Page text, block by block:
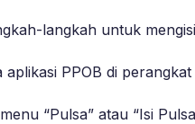
langkah untuk
aplikasi PPOB di perangkat
“Pulsa” atau “Isi